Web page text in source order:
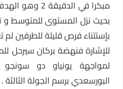
مبكرا في الدقيقة 2
بحيث نزل المستوى للمتوسط و
بإستتناء فرص قليلة للطرفين لم
للإشارة فنهضة بركان سيرحل
لمواجهة يونياو دو سونجو
البورسعدي برسم الجولة الثالثة .